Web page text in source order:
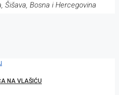
NA VLAŠIĆU
Šišava, Bosna i Hercegovina